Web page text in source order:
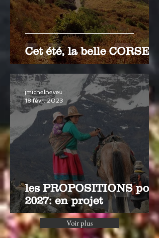
Cet été, la belle CORSE
les PROPOSITIONS pour
2027: en projet
jmichelneveu
18 févr. 2023
Voir plus